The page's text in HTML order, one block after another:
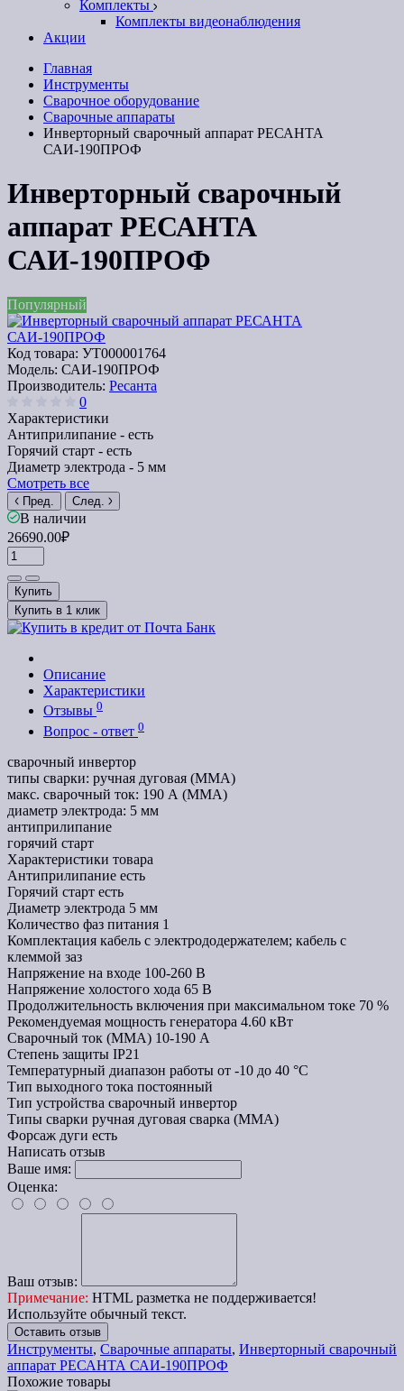
Комплекты
Комплекты видеонаблюдения
Акции
Главная
Инструменты
Сварочное оборудование
Сварочные аппараты
Инверторный сварочный аппарат РЕСАНТА
САИ-190ПРОФ
Инверторный сварочный
аппарат РЕСАНТА
САИ-190ПРОФ
Популярный
Код товара: УТ000001764
Модель: САИ-190ПРОФ
Производитель: Ресанта
0
Характеристики
Антиприлипание - есть
Горячий старт - есть
Диаметр электрода - 5 мм
Смотреть все
Пред. След.
В наличии
26690.00₽
Купить
Купить в 1 клик
Описание
Характеристики
Отзывы 0
Вопрос - ответ 0
сварочный инвертор
типы сварки: ручная дуговая (MMA)
макс. сварочный ток: 190 А (MMA)
диаметр электрода: 5 мм
антиприлипание
горячий старт
Характеристики товара
Антиприлипание есть
Горячий старт есть
Диаметр электрода 5 мм
Количество фаз питания 1
Комплектация кабель с электрододержателем; кабель с
клеммой заз
Напряжение на входе 100-260 В
Напряжение холостого хода 65 В
Продолжительность включения при максимальном токе 70 %
Рекомендуемая мощность генератора 4.60 кВт
Сварочный ток (MMA) 10-190 А
Степень защиты IP21
Температурный диапазон работы от -10 до 40 °C
Тип выходного тока постоянный
Тип устройства сварочный инвертор
Типы сварки ручная дуговая сварка (MMA)
Форсаж дуги есть
Написать отзыв
Ваше имя:
Оценка:
Ваш отзыв:
Примечание: HTML разметка не поддерживается!
Используйте обычный текст.
Оставить отзыв
Инструменты, Сварочные аппараты, Инверторный сварочный
аппарат РЕСАНТА САИ-190ПРОФ
Похожие товары